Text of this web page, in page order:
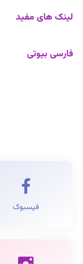
لینک های مفید
فارسی بیوتی
فیسبوک